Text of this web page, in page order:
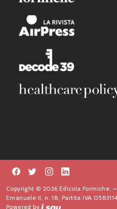
Copyright © 2026 Edicola Formiche.
Emanuele II, n. 18, Partita IVA
Powered by